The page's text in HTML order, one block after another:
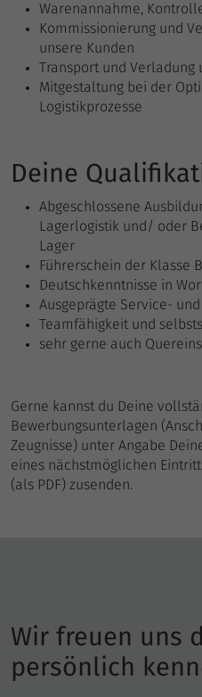
Warenannahme,
Kommissionierung und
unsere Kunden
Transport und Verladung
Mitgestaltung bei der
Logistikprozesse
Deine
Abgeschlossene
Lagerlogistik und/ oder
Lager
Führerschein der Klasse B
Deutschkenntnisse in
Ausgeprägte Service-
Teamfähigkeit und
sehr gerne auch
Gerne kannst du Deine
Bewerbungsunterlagen
Zeugnisse) unter Angabe
eines nächstmöglichen
(als PDF) zusenden.
Wir freuen uns
persönlich